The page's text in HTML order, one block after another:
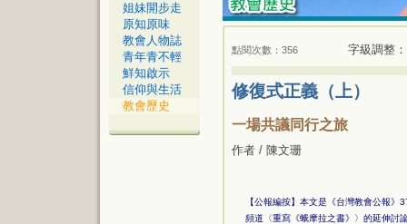
姐妹開步走
原知原味
教會人物誌
青年青不輕
鮮知啟示
信仰與生活
教會歷史
點閱次數：356 字級調整：
修復式正義（上）
一場共議同行之旅
作者 / 陳文珊
【公報編按】本文是《台灣教會公報》
頻道〈重寫《蛾摩拉之書》〉的延伸討